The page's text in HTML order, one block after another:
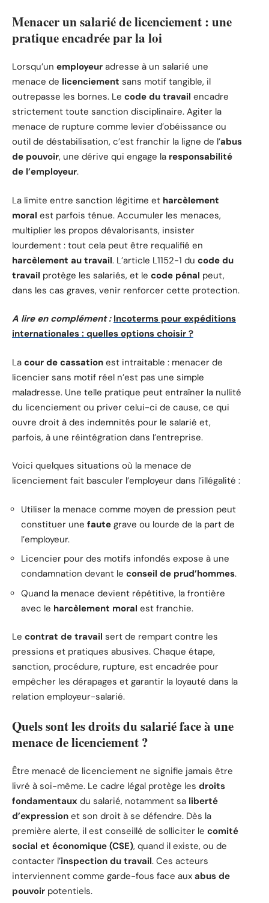
Menacer un salarié de licenciement : une
pratique encadrée par la loi
Lorsqu’un employeur adresse à un salarié une
menace de licenciement sans motif tangible, il
outrepasse les bornes. Le code du travail encadre
strictement toute sanction disciplinaire. Agiter la
menace de rupture comme levier d’obéissance ou
outil de déstabilisation, c’est franchir la ligne de l’abus
de pouvoir, une dérive qui engage la responsabilité
de l’employeur.
La limite entre sanction légitime et harcèlement
moral est parfois ténue. Accumuler les menaces,
multiplier les propos dévalorisants, insister
lourdement : tout cela peut être requalifié en
harcèlement au travail. L’article L1152-1 du code du
travail protège les salariés, et le code pénal peut,
dans les cas graves, venir renforcer cette protection.
A lire en complément : Incoterms pour expéditions
internationales : quelles options choisir ?
La cour de cassation est intraitable : menacer de
licencier sans motif réel n’est pas une simple
maladresse. Une telle pratique peut entraîner la nullité
du licenciement ou priver celui-ci de cause, ce qui
ouvre droit à des indemnités pour le salarié et,
parfois, à une réintégration dans l’entreprise.
Voici quelques situations où la menace de
licenciement fait basculer l’employeur dans l’illégalité :
Utiliser la menace comme moyen de pression peut
constituer une faute grave ou lourde de la part de
l’employeur.
Licencier pour des motifs infondés expose à une
condamnation devant le conseil de prud’hommes.
Quand la menace devient répétitive, la frontière
avec le harcèlement moral est franchie.
Le contrat de travail sert de rempart contre les
pressions et pratiques abusives. Chaque étape,
sanction, procédure, rupture, est encadrée pour
empêcher les dérapages et garantir la loyauté dans la
relation employeur-salarié.
Quels sont les droits du salarié face à une
menace de licenciement ?
Être menacé de licenciement ne signifie jamais être
livré à soi-même. Le cadre légal protège les droits
fondamentaux du salarié, notamment sa liberté
d’expression et son droit à se défendre. Dès la
première alerte, il est conseillé de solliciter le comité
social et économique (CSE), quand il existe, ou de
contacter l’inspection du travail. Ces acteurs
interviennent comme garde-fous face aux abus de
pouvoir potentiels.